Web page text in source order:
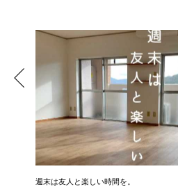
週末は友人と楽しい時間を。